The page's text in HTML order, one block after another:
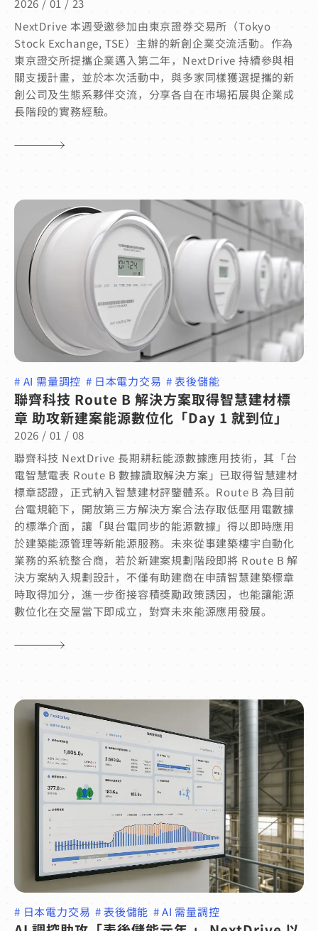
NextDrive 本週受邀參加由東京證券交易所（Tokyo
Stock Exchange, TSE）主辦的新創企業交流活動。作為
東京證交所提攜企業邁入第二年，NextDrive 持續參與相
關支援計畫，並於本次活動中，與多家同樣獲選提攜的新
創公司及生態系夥伴交流，分享各自在市場拓展與企業成
長階段的實務經驗。
# AI 需量調控 # 日本電力交易 # 表後儲能
聯齊科技 Route B 解決方案取得智慧建材標
章 助攻新建案能源數位化「Day 1 就到位」
2026 / 01 / 08
聯齊科技 NextDrive 長期耕耘能源數據應用技術，其「台
電智慧電表 Route B 數據讀取解決方案」已取得智慧建材
標章認證，正式納入智慧建材評鑒體系。Route B 為目前
台電規範下，開放第三方解決方案合法存取低壓用電數據
的標準介面，讓「與台電同步的能源數據」得以即時應用
於建築能源管理等新能源服務。未來從事建築樓宇自動化
業務的系統整合商，若於新建案規劃階段即將 Route B 解
決方案納入規劃設計，不僅有助建商在申請智慧建築標章
時取得加分，進一步銜接容積獎勵政策誘因，也能讓能源
數位化在交屋當下即成立，對齊未來能源應用發展。
# 日本電力交易 #表後儲能 #AI 需量調控